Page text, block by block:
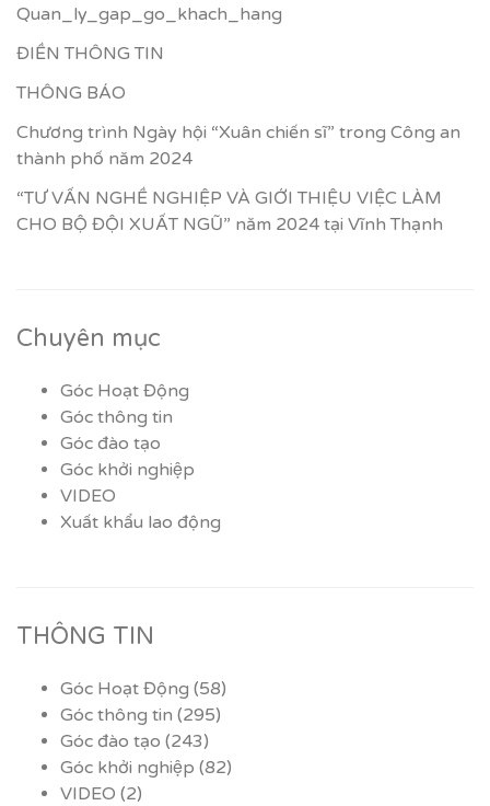
Quan_ly_gap_go_khach_hang
ĐIỀN THÔNG TIN
THÔNG BÁO
Chương trình Ngày hội “Xuân chiến sĩ” trong Công an
thành phố năm 2024
“TƯ VẤN NGHỀ NGHIỆP VÀ GIỚI THIỆU VIỆC LÀM
CHO BỘ ĐỘI XUẤT NGŨ” năm 2024 tại Vĩnh Thạnh
Chuyên mục
Góc Hoạt Động
Góc thông tin
Góc đào tạo
Góc khởi nghiệp
VIDEO
Xuất khẩu lao động
THÔNG TIN
Góc Hoạt Động (58)
Góc thông tin (295)
Góc đào tạo (243)
Góc khởi nghiệp (82)
VIDEO (2)